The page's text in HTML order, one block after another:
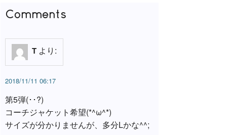
b
o
k
Comments
T より:
2018/11/11 06:17
第5弾(･･?)
コーチジャケット希望(*^ω^*)
サイズが分かりませんが、多分Lかな^^;